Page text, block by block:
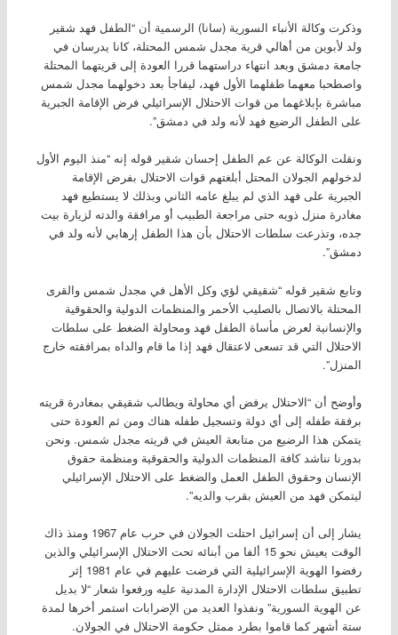
وذكرت وكالة الأنباء السورية (سانا) الرسمية أن “الطفل فهد شقير
ولد لأبوين من أهالي قرية مجدل شمس المحتلة، كانا يدرسان في
جامعة دمشق وبعد انتهاء دراستهما قررا العودة إلى قريتهما المحتلة
واصطحبا معهما طفلهما الأول فهد، ليفاجأ بعد دخولهما مجدل شمس
مباشرة بإبلاغهما من قوات الاحتلال الإسرائيلي فرض الإقامة الجبرية
على الطفل الرضيع فهد لأنه ولد في دمشق”.
ونقلت الوكالة عن عم الطفل إحسان شقير قوله إنه‏ “منذ اليوم الأول
لدخولهم الجولان المحتل أبلغتهم قوات الاحتلال بفرض الإقامة
الجبرية على فهد الذي لم يبلغ عامه الثاني وبذلك لا يستطيع فهد
مغادرة منزل ذويه حتى مراجعة الطبيب أو مرافقة والدته لزيارة بيت
جده، وتذرعت سلطات الاحتلال بأن هذا الطفل إرهابي لأنه ولد في
دمشق”.
وتابع شقير قوله “شقيقي لؤي وكل الأهل في مجدل شمس والقرى
المحتلة بالاتصال بالصليب الأحمر والمنظمات الدولية والحقوقية
والإنسانية لعرض مأساة الطفل فهد ومحاولة الضغط على سلطات
الاحتلال التي قد تسعى لاعتقال فهد إذا ما قام والداه بمرافقته خارج
المنزل”.
وأوضح أن “الاحتلال يرفض أي محاولة ويطالب شقيقي بمغادرة قريته
برفقة طفله إلى أي دولة وتسجيل طفله هناك ومن ثم العودة حتى
يتمكن هذا الرضيع من متابعة العيش في قريته مجدل شمس. ونحن
بدورنا نناشد كافة المنظمات الدولية والحقوقية ومنظمة حقوق
الإنسان وحقوق الطفل العمل والضغط على الاحتلال الإسرائيلي
ليتمكن فهد من العيش بقرب والديه”.
يشار إلى أن إسرائيل احتلت الجولان في حرب عام 1967 ومنذ ذاك
الوقت يعيش نحو 15 ألفا من أبنائه تحت الاحتلال الإسرائيلي والذين
رفضوا الهوية الإسرائيلية التي فرضت عليهم في عام 1981 إثر
تطبيق سلطات الاحتلال الإدارة المدنية عليه ورفعوا شعار “لا بديل
عن الهوية السورية” ونفذوا العديد من الإضرابات استمر أخرها لمدة
ستة أشهر كما قاموا بطرد ممثل حكومة الاحتلال في الجولان.